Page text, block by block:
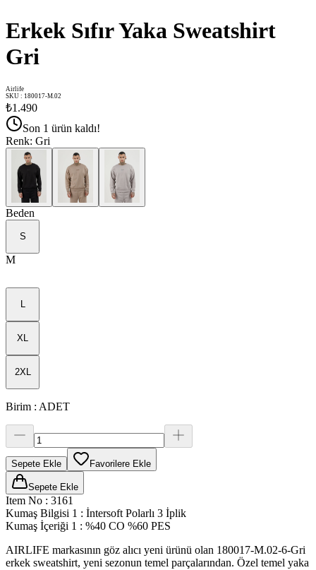
Erkek Sıfır Yaka Sweatshirt
Gri
Airlife
SKU : 180017-M.02
₺1.490
Son 1 ürün kaldı!
Renk: Gri
Beden
S
M
L
XL
2XL
Birim : ADET
Sepete Ekle Favorilere Ekle
Sepete Ekle
Item No : 3161
Kumaş Bilgisi 1 : İntersoft Polarlı 3 İplik
Kumaş İçeriği 1 : %40 CO %60 PES
AIRLIFE markasının göz alıcı yeni ürünü olan 180017-M.02-6-Gri
erkek sweatshirt, yeni sezonun temel parçalarından. Özel temel yaka